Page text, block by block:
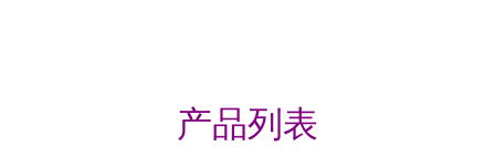
产品列表